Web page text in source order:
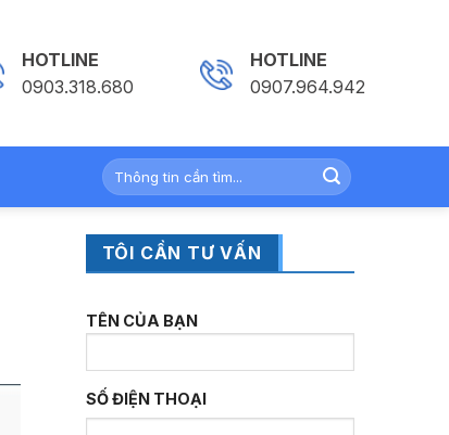
HOTLINE
0903.318.680
HOTLINE
0907.964.942
TÔI CẦN TƯ VẤN
TÊN CỦA BẠN
SỐ ĐIỆN THOẠI